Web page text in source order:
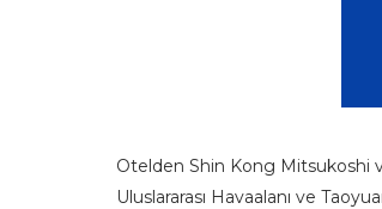
Otelden Shin Kong Mitsukoshi
Uluslararası Havaalanı ve